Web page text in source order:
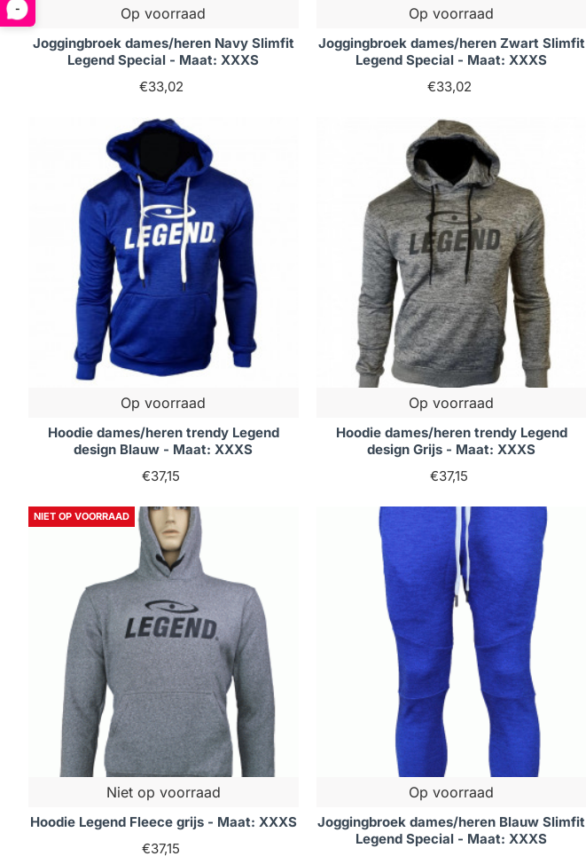
- Op voorraad
Joggingbroek dames/heren Navy Slimfit
Legend Special - Maat: XXXS
€33,02
Op voorraad
Joggingbroek dames/heren Zwart Slimfit
Legend Special - Maat: XXXS
€33,02
Op voorraad
Hoodie dames/heren trendy Legend
design Blauw - Maat: XXXS
€37,15
Op voorraad
Hoodie dames/heren trendy Legend
design Grijs - Maat: XXXS
€37,15
NIET OP VOORRAAD
Niet op voorraad
Hoodie Legend Fleece grijs - Maat: XXXS
€37,15
Op voorraad
Joggingbroek dames/heren Blauw Slimfit
Legend Special - Maat: XXXS